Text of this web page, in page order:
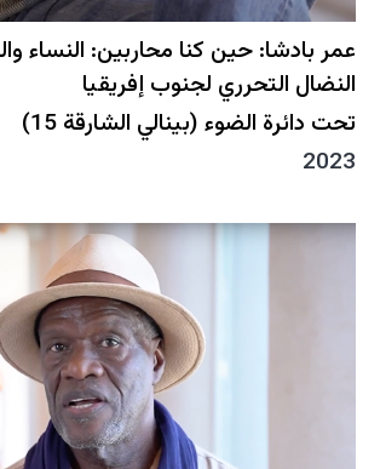
عمر بادشا: حين كنا محاربين: النساء
النضال التحرري لجنوب إفريقيا
تحت دائرة الضوء (بينالي الشارقة 15)
2023